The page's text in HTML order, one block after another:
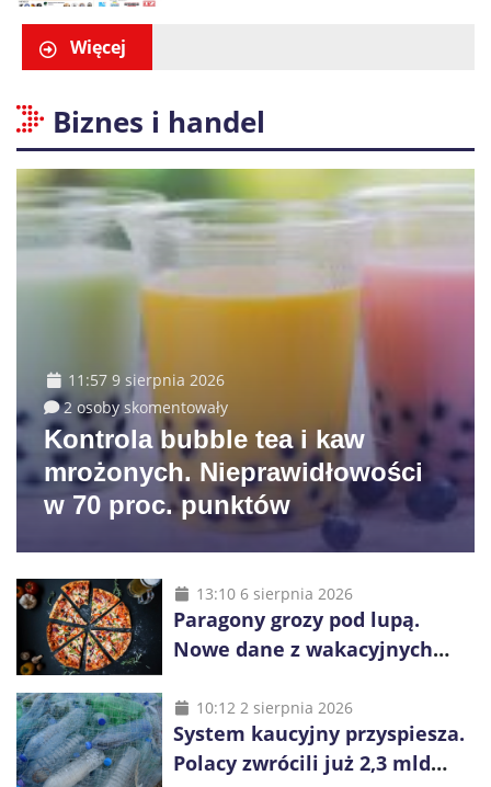
Więcej
Biznes i handel
11:57 9 sierpnia 2026
2 osoby skomentowały
Kontrola bubble tea i kaw
mrożonych. Nieprawidłowości
w 70 proc. punktów
13:10 6 sierpnia 2026
Paragony grozy pod lupą.
Nowe dane z wakacyjnych
10:12 2 sierpnia 2026
System kaucyjny przyspiesza.
Polacy zwrócili już 2,3 mld